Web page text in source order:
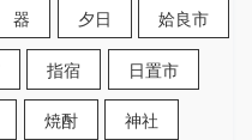
器 夕日 姶良市
指宿 日置市
焼酎 神社